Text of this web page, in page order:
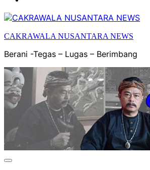
BUDAYA
CAKRAWALA NUSANTARA NEWS
Berani -Tegas – Lugas – Berimbang